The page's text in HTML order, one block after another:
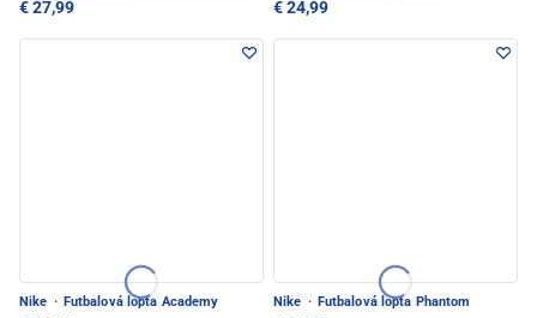
€ 27,99 € 24,99
Nike · Futbalová lopta Academy Nike · Futbalová lopta Phantom